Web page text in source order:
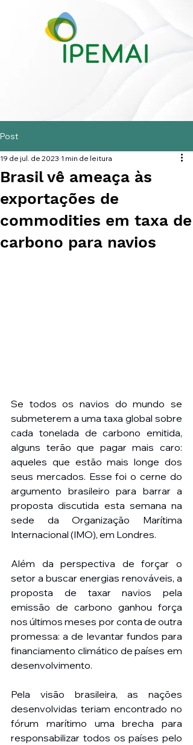
Post
Brasil vê ameaça às
exportações de
commodities em taxa de
carbono para navios
19 de jul. de 2023 1 min de leitura
Se todos os navios do mundo se
submeterem a uma taxa global sobre
cada tonelada de carbono emitida,
alguns terão que pagar mais caro:
aqueles que estão mais longe dos
seus mercados. Esse foi o cerne do
argumento brasileiro para barrar a
proposta discutida esta semana na
sede da Organização Marítima
Internacional (IMO), em Londres.
Além da perspectiva de forçar o
setor a buscar energias renováveis, a
proposta de taxar navios pela
emissão de carbono ganhou força
nos últimos meses por conta de outra
promessa: a de levantar fundos para
financiamento climático de países em
desenvolvimento.
Pela visão brasileira, as nações
desenvolvidas teriam encontrado no
fórum marítimo uma brecha para
responsabilizar todos os países pelo